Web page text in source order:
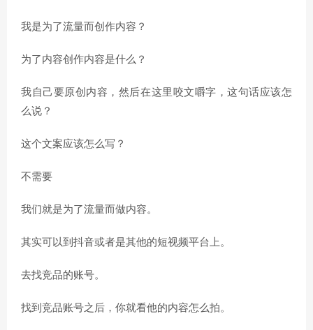
我是为了流量而创作内容？
为了内容创作内容是什么？
我自己要原创内容，然后在这里咬文嚼字，这句话应该怎
么说？
这个文案应该怎么写？
不需要
我们就是为了流量而做内容。
其实可以到抖音或者是其他的短视频平台上。
去找竞品的账号。
找到竞品账号之后，你就看他的内容怎么拍。